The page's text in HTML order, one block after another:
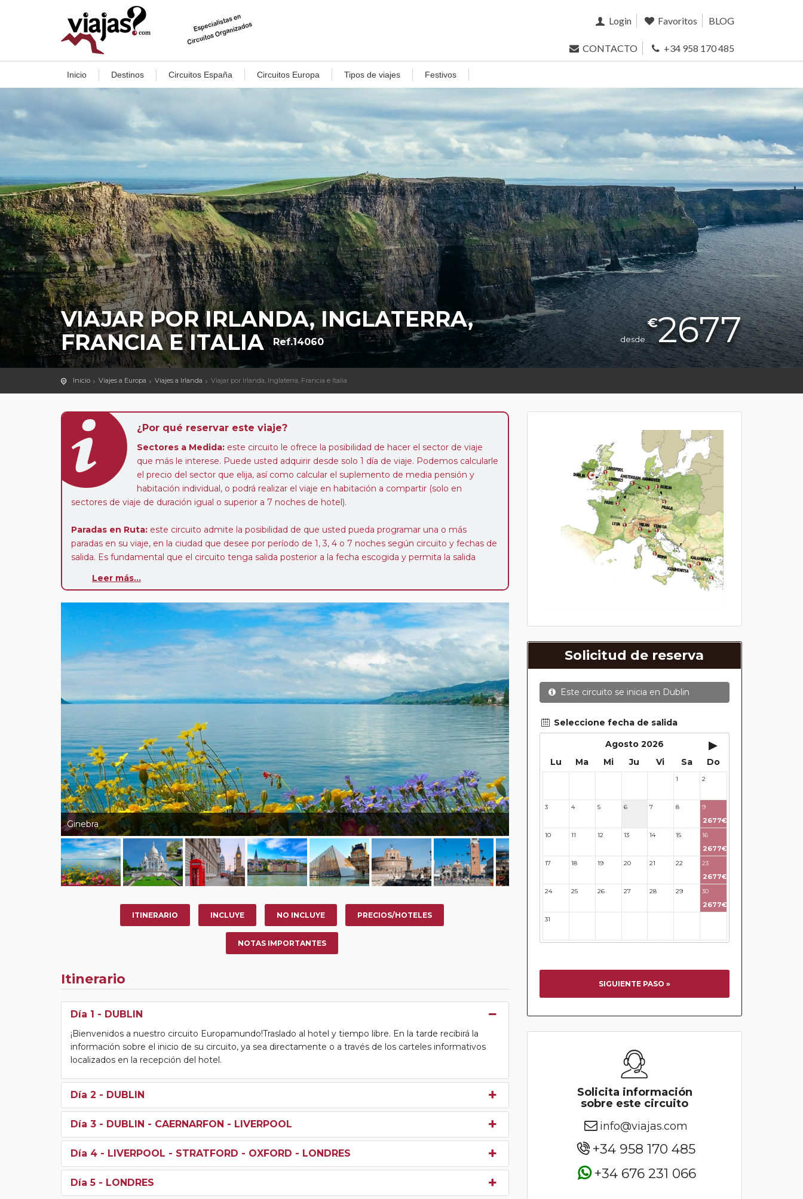
Login Favoritos BLOG
CONTACTO +34 958 170 485
Inicio Destinos Circuitos España Circuitos Europa Tipos de viajes Festivos
VIAJAR POR IRLANDA, INGLATERRA,
FRANCIA E ITALIA Ref.14060 desde
€2677
Inicio Viajes a Europa Viajes a Irlanda Viajar por Irlanda, Inglaterra, Francia e Italia
¿Por qué reservar este viaje?
Sectores a Medida: este circuito le ofrece la posibilidad de hacer el sector de viaje
que más le interese. Puede usted adquirir desde solo 1 día de viaje. Podemos calcularle
el precio del sector que elija, así como calcular el suplemento de media pensión y
habitación individual, o podrá realizar el viaje en habitación a compartir (solo en
sectores de viaje de duración igual o superior a 7 noches de hotel).
Paradas en Ruta: este circuito admite la posibilidad de que usted pueda programar una o más
paradas en su viaje, en la ciudad que desee por período de 1, 3, 4 o 7 noches según circuito y fechas de
salida. Es fundamental que el circuito tenga salida posterior a la fecha escogida y permita la salida
realiza para tomar otro circuito del mismo proveedor no se abonará este suplemento.
Pasajero Club:
este circuito, en cualquier época del año, ofrece a los pasajeros que ya hayan viajado
con nosotros en los últimos 3 años y que pertenezcan a nuestro Club de Pasajeros (cuya obtención se
realiza tras rellenar el cuestionario de satisfacción en "Mi viaje") o los que estén en luna de miel
contarán con un descuento del 5%.
Leer más...
Ginebra
ITINERARIO INCLUYE NO INCLUYE PRECIOS/HOTELES
NOTAS IMPORTANTES
Itinerario
Día 1 - DUBLIN
¡Bienvenidos a nuestro circuito Europamundo!Traslado al hotel y tiempo libre. En la tarde recibirá la
información sobre el inicio de su circuito, ya sea directamente o a través de los carteles informativos
localizados en la recepción del hotel.
Día 2 - DUBLIN
Día 3 - DUBLIN - CAERNARFON - LIVERPOOL
Día 4 - LIVERPOOL - STRATFORD - OXFORD - LONDRES
Día 5 - LONDRES
Solicitud de reserva
Este circuito se inicia en Dublin
Seleccione fecha de salida
Agosto 2026
▸
Lu Ma Mi Ju Vi Sa Do
1 2
3 4 5 6 7 8 9
2677€
10 11 12 13 14 15 16
2677€
17 18 19 20 21 22 23
2677€
24 25 26 27 28 29 30
2677€
31
SIGUIENTE PASO »
Solicita información
sobre este circuito
info@viajas.com
+34 958 170 485
+34 676 231 066